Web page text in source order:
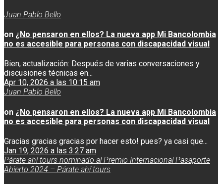
Juan Pablo Bello
on ¿No pensaron en ellos? La nueva app Mi Bancolombia
no es accesible para personas con discapacidad visual
Bien, actualización: Después de varias conversaciones y
discusiones técnicas en...
Apr 10, 2026 a las 10:15 am
Juan Pablo Bello
on ¿No pensaron en ellos? La nueva app Mi Bancolombia
no es accesible para personas con discapacidad visual
Gracias gracias gracias por hacer esto! pues? ya casi que...
Jan 19, 2026 a las 3:27 am
Párate ahí tours nominado al Premio Internacional Pasaporte
Abierto 2024 – Párate ahí tours